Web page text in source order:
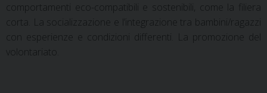
comportamenti eco-compatibili e sostenibili, come la filiera
corta. La socializzazione e l’integrazione tra bambini/ragazzi
con esperienze e condizioni differenti. La promozione del
volontariato.